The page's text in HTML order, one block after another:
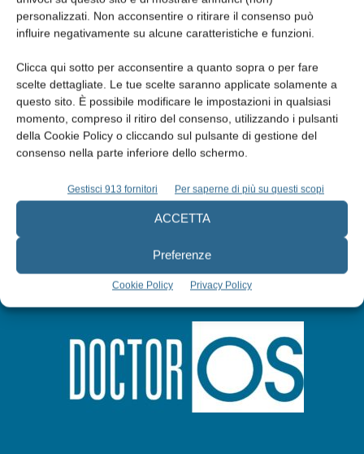
personalizzati. Non acconsentire o ritirare il consenso può
influire negativamente su alcune caratteristiche e funzioni.
Clicca qui sotto per acconsentire a quanto sopra o per fare
scelte dettagliate. Le tue scelte saranno applicate solamente a
questo sito. È possibile modificare le impostazioni in qualsiasi
momento, compreso il ritiro del consenso, utilizzando i pulsanti
della Cookie Policy o cliccando sul pulsante di gestione del
consenso nella parte inferiore dello schermo.
Gestisci 913 fornitori Per saperne di più su questi scopi
ACCETTA
Preferenze
Cookie Policy Privacy Policy
Edicola web
Abbonati